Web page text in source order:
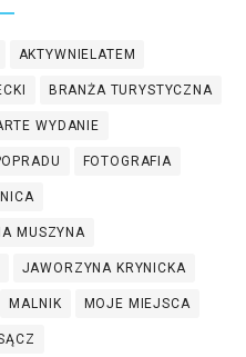
AKTYWNIELATEM
BRANŻA TURYSTYCZNA
WYDANIE
FOTOGRAFIA
MUSZYNA
JAWORZYNA KRYNICKA
MALNIK MOJE MIEJSCA